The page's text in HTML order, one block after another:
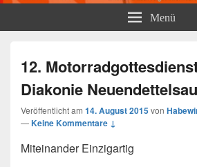
Menü
12.
Diakonie Neuendettelsau
Veröffentlicht am 14. August 2015von
—Keine Kommentare ↓
Miteinander Einzigartig